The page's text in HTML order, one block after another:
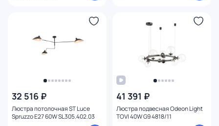
32 516 ₽
Люстра потолочная ST Luce
Spruzzo E27 60W SL305.402.03
41 391 ₽
Люстра подвесная Odeon Light
TOVI 40W G9 4818/11